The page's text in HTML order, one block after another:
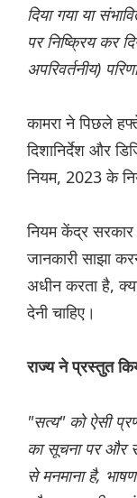
दिया गया या
पर निष्क्रिय कर
अपरिवर्तनीय)
कामरा ने पिछले हफ्ते
दिशानिर्देश और
नियम, 2023 के
नियम केंद्र
जानकारी साझा
अधीन करता है,
देनी चाहिए।
राज्य ने प्रस्तुत
"सत्य" को ऐसी
का सूचना पर और
से मनमाना है,